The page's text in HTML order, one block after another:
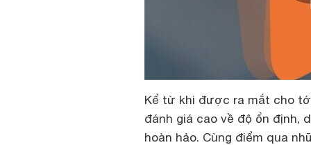
Kể từ khi được ra mắt cho
đánh giá cao về độ ổn định,
hoàn hảo. Cùng điểm qua